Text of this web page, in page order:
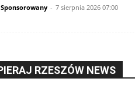
- 7 sierpnia 2026 07:00
RZESZÓW NEWS